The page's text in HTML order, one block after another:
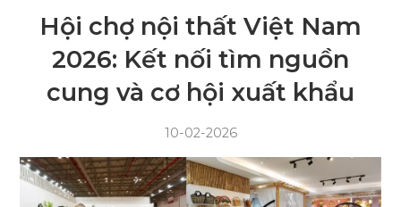
Hội chợ nội thất Việt Nam
2026: Kết nối tìm nguồn
cung và cơ hội xuất khẩu
10-02-2026